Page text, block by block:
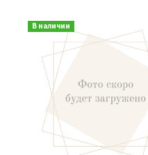
В наличии